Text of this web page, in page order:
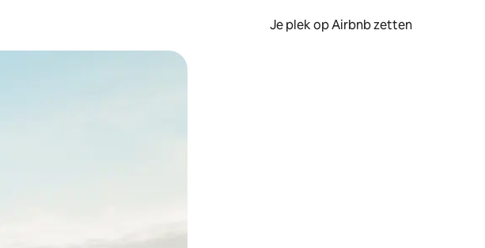
Je plek op Airbnb zetten